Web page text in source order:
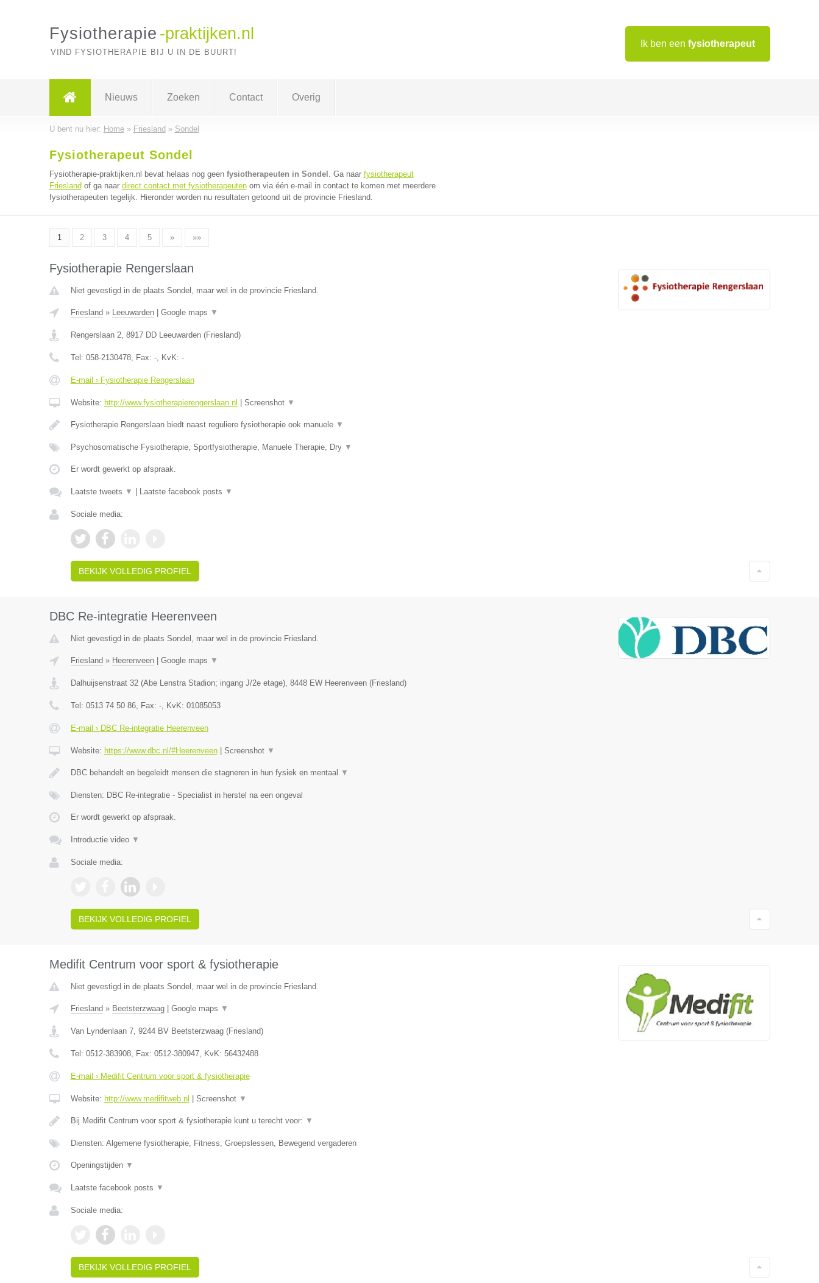
Ik ben een fysiotherapeut
Fysiotherapie -praktijken.nl
VIND FYSIOTHERAPIE BIJ U IN DE BUURT!
Nieuws Zoeken Contact Overig
U bent nu hier: Home» Friesland » Sondel
Fysiotherapeut Sondel
Fysiotherapie-praktijken.nl bevat helaas nog geen fysiotherapeuten in Sondel . Ga naar fysiotherapeut
Friesland of ga naar direct contact met fysiotherapeutenom via één e-mail in contact te komen met meerdere
fysiotherapeuten tegelijk. Hieronder worden nu resultaten getoond uit de provincie Friesland.
1 2 3 4 5 » »»
Fysiotherapie Rengerslaan
Niet gevestigd in de plaats Sondel, maar wel in de provincie Friesland.
Friesland » Leeuwarden| Google maps ▼
Rengerslaan 2, 8917 DD Leeuwarden(Friesland)
Tel: 058-2130478, Fax: -, KvK: -
E-mail › Fysiotherapie Rengerslaan
Website: http://www.fysiotherapierengerslaan.nl Screenshot ▼
Fysiotherapie Rengerslaan biedt naast reguliere fysiotherapie ook manuele ▼
Psychosomatische Fysiotherapie, Sportfysiotherapie, Manuele Therapie, Dry ▼
Er wordt gewerkt op afspraak.
Laatste tweets ▼ Laatste facebook posts ▼
Sociale media:
BEKIJK VOLLEDIG PROFIEL
DBC Re-integratie Heerenveen
Niet gevestigd in de plaats Sondel, maar wel in de provincie Friesland.
Friesland » Heerenveen| Google maps ▼
Dalhuijsenstraat 32 (Abe Lenstra Stadion; ingang J/2e etage), 8448 EW Heerenveen(Friesland)
Tel: 0513 74 50 86, Fax: -, KvK: 01085053
E-mail › DBC Re-integratie Heerenveen
Website: https://www.dbc.nl/#Heerenveen| Screenshot ▼
DBC behandelt en begeleidt mensen die stagneren in hun fysiek en mentaal ▼
Diensten: DBC Re-integratie - Specialist in herstel na een ongeval
Er wordt gewerkt op afspraak.
Introductie video ▼
Sociale media:
BEKIJK VOLLEDIG PROFIEL
Medifit Centrum voor sport & fysiotherapie
Niet gevestigd in de plaats Sondel, maar wel in de provincie Friesland.
Friesland » Beetsterzwaag| Google maps ▼
Van Lyndenlaan 7, 9244 BV Beetsterzwaag(Friesland)
Tel: 0512-383908, Fax: 0512-380947, KvK: 56432488
E-mail › Medifit Centrum voor sport & fysiotherapie
Website: http://www.medifitweb.nl Screenshot ▼
Bij Medifit Centrum voor sport & fysiotherapie kunt u terecht voor: ▼
Diensten: Algemene fysiotherapie, Fitness, Groepslessen, Bewegend vergaderen
Openingstijden ▼
Laatste facebook posts ▼
Sociale media:
BEKIJK VOLLEDIG PROFIEL